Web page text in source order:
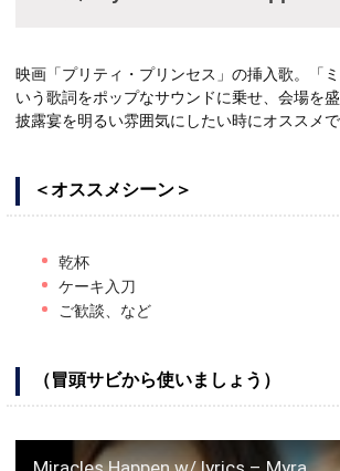
映画「プリティ・プリンセス」の挿入歌。「
いう歌詞をポップなサウンドに乗せ、会場を盛
披露宴を明るい雰囲気にしたい時にオススメで
＜オススメシーン＞
乾杯
ケーキ入刀
ご歓談、など
（冒頭サビから使いましょう）